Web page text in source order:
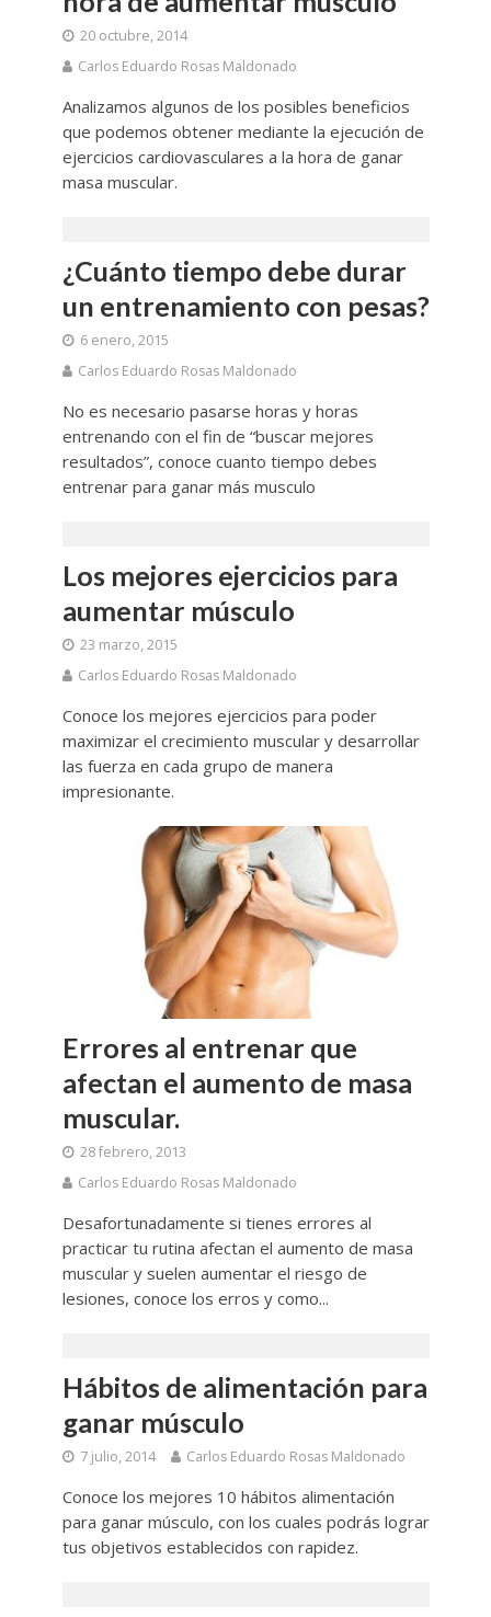
20 octubre, 2014
Carlos Eduardo Rosas Maldonado
Analizamos algunos de los posibles beneficios
que podemos obtener mediante la ejecución de
ejercicios cardiovasculares a la hora de ganar
masa muscular.
¿Cuánto tiempo debe durar
un entrenamiento con pesas?
6 enero, 2015
Carlos Eduardo Rosas Maldonado
No es necesario pasarse horas y horas
entrenando con el fin de “buscar mejores
resultados”, conoce cuanto tiempo debes
entrenar para ganar más musculo
Los mejores ejercicios para
aumentar músculo
23 marzo, 2015
Carlos Eduardo Rosas Maldonado
Conoce los mejores ejercicios para poder
maximizar el crecimiento muscular y desarrollar
las fuerza en cada grupo de manera
impresionante.
Errores al entrenar que
afectan el aumento de masa
muscular.
28 febrero, 2013
Carlos Eduardo Rosas Maldonado
Desafortunadamente si tienes errores al
practicar tu rutina afectan el aumento de masa
muscular y suelen aumentar el riesgo de
lesiones, conoce los erros y como...
Hábitos de alimentación para
ganar músculo
7 julio, 2014 Carlos Eduardo Rosas Maldonado
Conoce los mejores 10 hábitos alimentación
para ganar músculo, con los cuales podrás lograr
tus objetivos establecidos con rapidez.